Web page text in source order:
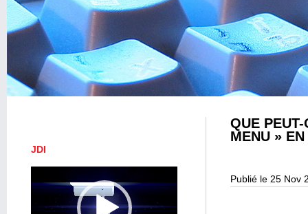
JDI
vidéo
QUE
MENU »
Publié le 25 Nov